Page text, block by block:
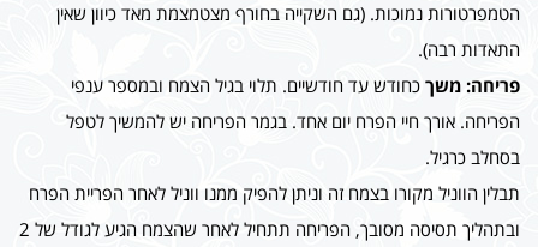
הטמפרטורות נמוכות. (גם השקייה בחורף מצטמצמת מאד כיוון שאין
התאדות רבה).
פריחה: משך כחודש עד חודשיים. תלוי בגיל הצמח ובמספר ענפי
הפריחה. אורך חיי הפרח יום אחד. בגמר הפריחה יש להמשיך לטפל
בסחלב כרגיל.
תבלין הווניל מקורו בצמח זה וניתן להפיק ממנו ווניל לאחר הפריית הפרח
ובתהליך תסיסה מסובך, הפריחה תתחיל לאחר שהצמח הגיע לגודל של 2